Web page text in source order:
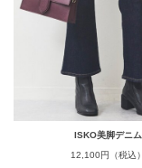
ISKO美脚デニム
12,100円（税込）